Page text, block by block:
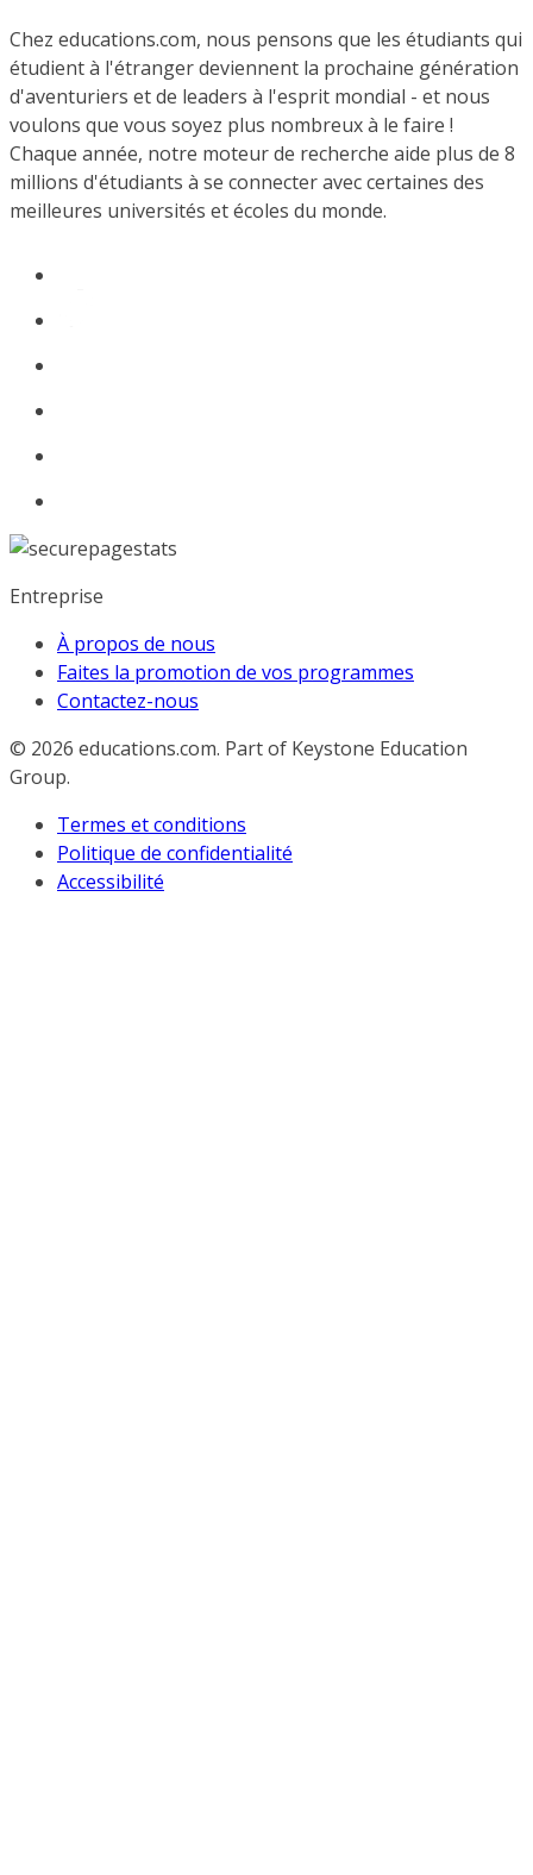
Chez educations.com, nous pensons que les étudiants qui
étudient à l'étranger deviennent la prochaine génération
d'aventuriers et de leaders à l'esprit mondial - et nous
voulons que vous soyez plus nombreux à le faire !
Chaque année, notre moteur de recherche aide plus de 8
millions d'étudiants à se connecter avec certaines des
meilleures universités et écoles du monde.
Entreprise
À propos de nous
Faites la promotion de vos programmes
Contactez-nous
© 2026 educations.com. Part of Keystone Education
Group.
Termes et conditions
Politique de confidentialité
Accessibilité